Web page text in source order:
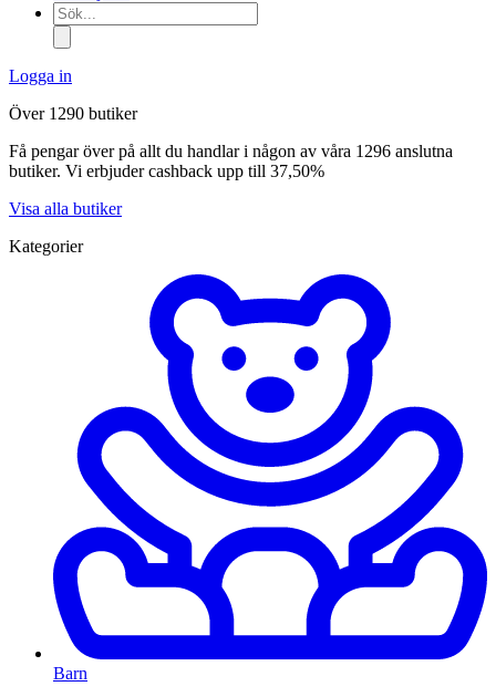
Sök...
Logga in
Över 1290 butiker
Få pengar över på allt du handlar i någon av våra 1296 anslutna
butiker. Vi erbjuder cashback upp till 37,50%
Visa alla butiker
Kategorier
Barn